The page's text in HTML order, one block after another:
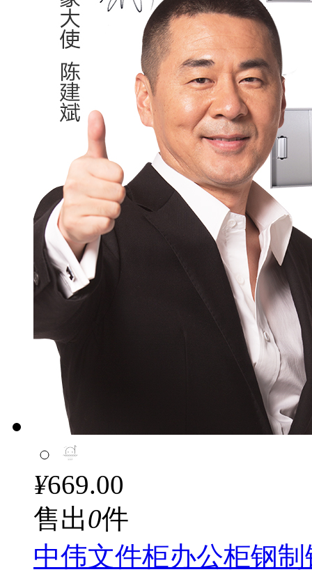
¥669.00
售出0件
中伟文件柜办公柜钢